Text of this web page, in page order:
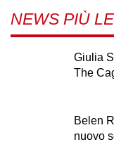
NEWS PIÙ
Giulia
The
Belen
nuovo